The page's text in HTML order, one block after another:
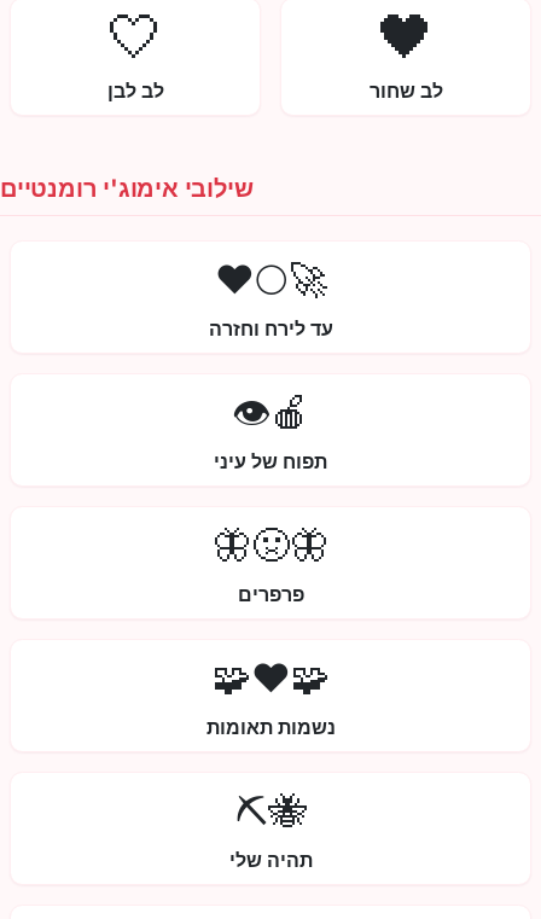
🖤
לב שחור
🤍
לב לבן
שילובי אימוג'י רומנטיים
🚀🌕❤️
עד לירח וחזרה
🍎👁️
תפוח של עיני
🦋🤢🦋
פרפרים
🧩❤️🧩
נשמות תאומות
🐝⛏️
תהיה שלי